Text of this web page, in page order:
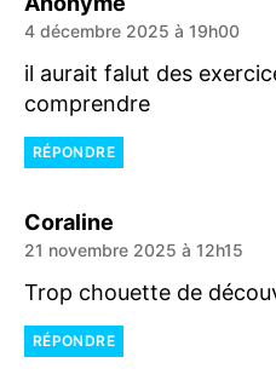
4 décembre 2025 à 19h00
il aurait falut des
comprendre
RÉPONDRE
Coraline
21 novembre 2025 à 12h15
Trop chouette de
RÉPONDRE